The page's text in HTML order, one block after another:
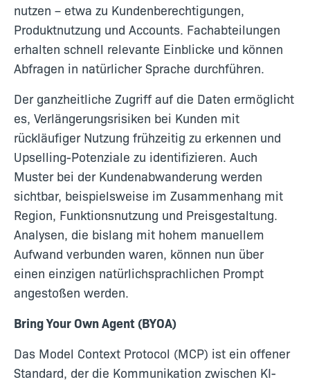
nutzen – etwa zu Kundenberechtigungen,
Produktnutzung und Accounts. Fachabteilungen
erhalten schnell relevante Einblicke und können
Abfragen in natürlicher Sprache durchführen.
Der ganzheitliche Zugriff auf die Daten ermöglicht
es, Verlängerungsrisiken bei Kunden mit
rückläufiger Nutzung frühzeitig zu erkennen und
Upselling-Potenziale zu identifizieren. Auch
Muster bei der Kundenabwanderung werden
sichtbar, beispielsweise im Zusammenhang mit
Region, Funktionsnutzung und Preisgestaltung.
Analysen, die bislang mit hohem manuellem
Aufwand verbunden waren, können nun über
einen einzigen natürlichsprachlichen Prompt
angestoßen werden.
Bring Your Own Agent (BYOA)
Das Model Context Protocol (MCP) ist ein offener
Standard, der die Kommunikation zwischen KI-